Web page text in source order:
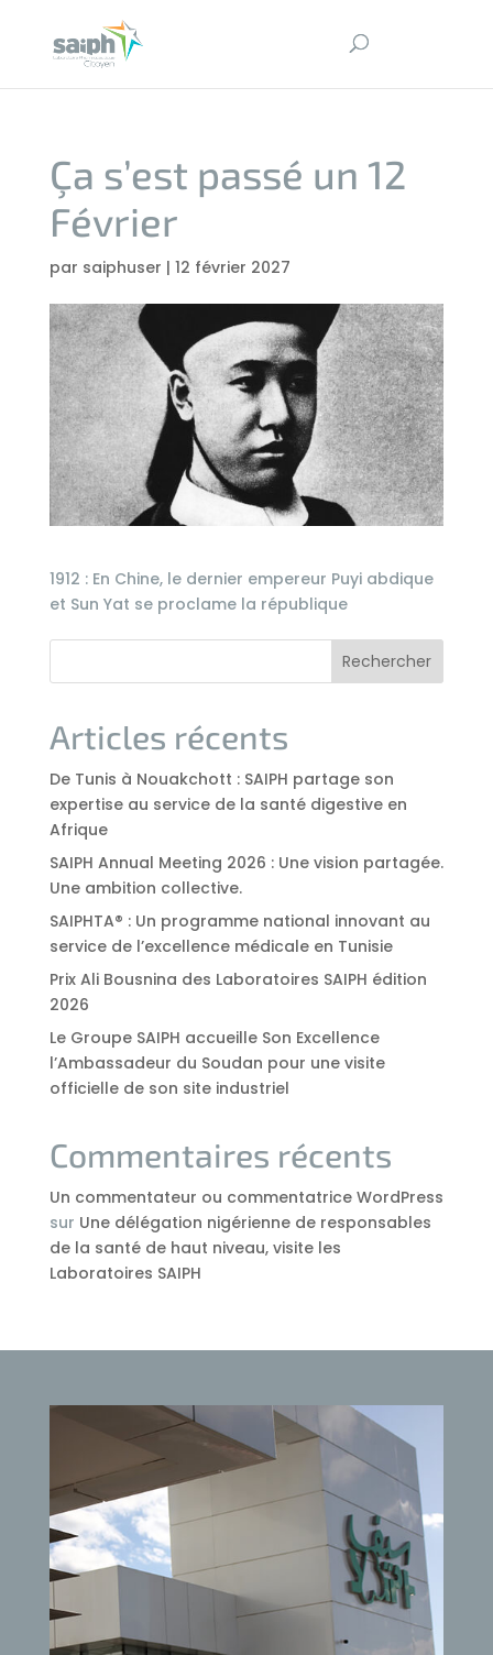
Ça s’est passé un 12
Février
par saiphuser | 12 février 2027
1912 : En Chine, le dernier empereur Puyi abdique
et Sun Yat se proclame la république
Rechercher
Articles récents
De Tunis à Nouakchott : SAIPH partage son
expertise au service de la santé digestive en
Afrique
SAIPH Annual Meeting 2026 : Une vision partagée.
Une ambition collective.
SAIPHTA® : Un programme national innovant au
service de l’excellence médicale en Tunisie
Prix Ali Bousnina des Laboratoires SAIPH édition
2026
Le Groupe SAIPH accueille Son Excellence
l’Ambassadeur du Soudan pour une visite
officielle de son site industriel
Commentaires récents
Un commentateur ou commentatrice WordPress
sur Une délégation nigérienne de responsables
de la santé de haut niveau, visite les
Laboratoires SAIPH